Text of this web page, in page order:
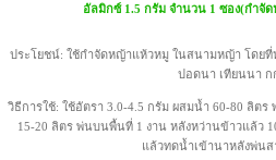
อัลมิกซ์ 1.5 กรัม จำนวน 1 ซอง(กำจั
ประโยชน์: ใช้กำจัดหญ้าแห้วหมู ในสนามหญ้า โดยที่
ปอดนา เทียนนา
วิธีการใช้: ใช้อัตรา 3.0-4.5 กรัม ผสมน้ำ 60-80 ลิต
15-20 ลิตร พ่นบนพื้นที่ 1 งาน หลังหว่านข้าวแล้ว
แล้วทดน้ำเข้านาหลังพ่นส